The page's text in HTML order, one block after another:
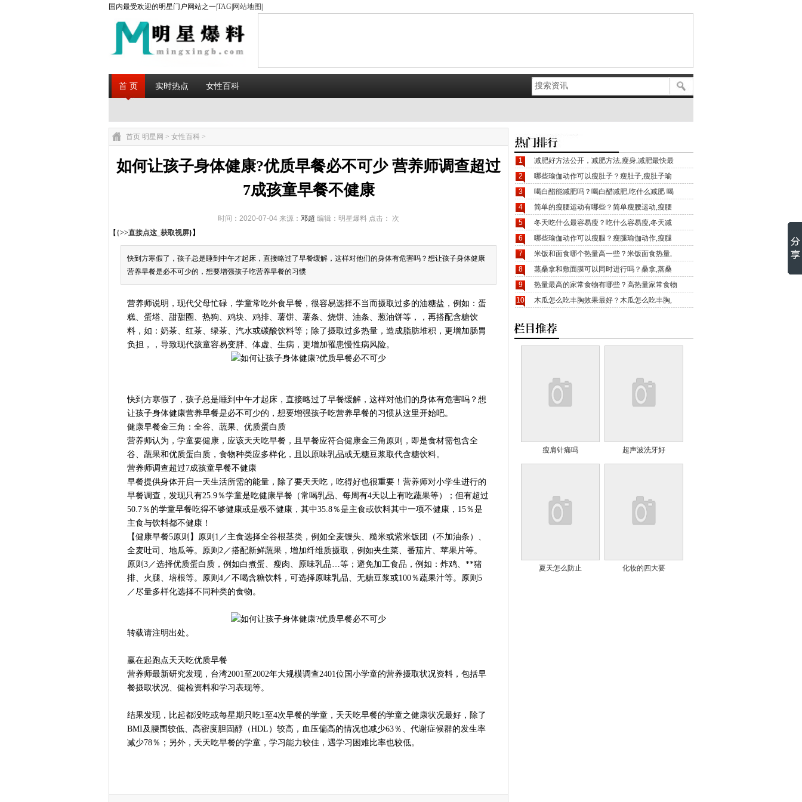
国内最受欢迎的明星门户网站之一|TAG 网站地图
首 页 实时热点 女性百科
首页 明星网 > 女性百科 >
如何让孩子身体健康?优质早餐必不可少 营养师调查超过
7成孩童早餐不健康
时间：2020-07-04 来源： 邓超 编辑：明星爆料 点击：
次
【{>>直接点这_获取视屏}】
快到方寒假了，孩子总是睡到中午才起床，直接略过了早餐缓解，这样对他们的身体有危害吗？想让孩子身体健康
营养早餐是必不可少的，想要增强孩子吃营养早餐的习惯
营养师说明，现代父母忙碌，学童常吃外食早餐，很容易选择不当而摄取过多的油糖盐，例如：蛋
糕、蛋塔、甜甜圈、热狗、鸡块、鸡排、薯饼、薯条、烧饼、油条、葱油饼等，，再搭配含糖饮
料，如：奶茶、红茶、绿茶、汽水或碳酸饮料等；除了摄取过多热量，造成脂肪堆积，更增加肠胃
负担，，导致现代孩童容易变胖、体虚、生病，更增加罹患慢性病风险。
快到方寒假了，孩子总是睡到中午才起床，直接略过了早餐缓解，这样对他们的身体有危害吗？想
让孩子身体健康营养早餐是必不可少的，想要增强孩子吃营养早餐的习惯从这里开始吧。
健康早餐金三角：全谷、蔬果、优质蛋白质
营养师认为，学童要健康，应该天天吃早餐，且早餐应符合健康金三角原则，即是食材需包含全
谷、蔬果和优质蛋白质，食物种类应多样化，且以原味乳品或无糖豆浆取代含糖饮料。
营养师调查超过7成孩童早餐不健康
早餐提供身体开启一天生活所需的能量，除了要天天吃，吃得好也很重要！营养师对小学生进行的
早餐调查，发现只有25.9％学童是吃健康早餐（常喝乳品、每周有4天以上有吃蔬果等）；但有超过
50.7％的学童早餐吃得不够健康或是极不健康，其中35.8％是主食或饮料其中一项不健康，15％是
主食与饮料都不健康！
【健康早餐5原则】原则1／主食选择全谷根茎类，例如全麦馒头、糙米或紫米饭团（不加油条）、
全麦吐司、地瓜等。原则2／搭配新鲜蔬果，增加纤维质摄取，例如夹生菜、番茄片、苹果片等。
原则3／选择优质蛋白质，例如白煮蛋、瘦肉、原味乳品…等；避免加工食品，例如：炸鸡、**猪
排、火腿、培根等。原则4／不喝含糖饮料，可选择原味乳品、无糖豆浆或100％蔬果汁等。原则5
／尽量多样化选择不同种类的食物。
转载请注明出处。
赢在起跑点天天吃优质早餐
营养师最新研究发现，台湾2001至2002年大规模调查2401位国小学童的营养摄取状况资料，包括早
餐摄取状况、健检资料和学习表现等。
结果发现，比起都没吃或每星期只吃1至4次早餐的学童，天天吃早餐的学童之健康状况最好，除了
BMI及腰围较低、高密度胆固醇（HDL）较高，血压偏高的情况也减少63％、代谢症候群的发生率
减少78％；另外，天天吃早餐的学童，学习能力较佳，遇学习困难比率也较低。
1
减肥好方法公开，减肥方法,瘦身,减肥最快最
2
哪些瑜伽动作可以瘦肚子？瘦肚子,瘦肚子瑜
3
喝白醋能减肥吗？喝白醋减肥,吃什么减肥 喝
4
简单的瘦腰运动有哪些？简单瘦腰运动,瘦腰
5
冬天吃什么最容易瘦？吃什么容易瘦,冬天减
6
哪些瑜伽动作可以瘦腿？瘦腿瑜伽动作,瘦腿
7
米饭和面食哪个热量高一些？米饭面食热量,
8
蒸桑拿和敷面膜可以同时进行吗？桑拿,蒸桑
9
热量最高的家常食物有哪些？高热量家常食物
10
木瓜怎么吃丰胸效果最好？木瓜怎么吃丰胸,
瘦肩针痛吗 超声波洗牙好
夏天怎么防止 化妆的四大要